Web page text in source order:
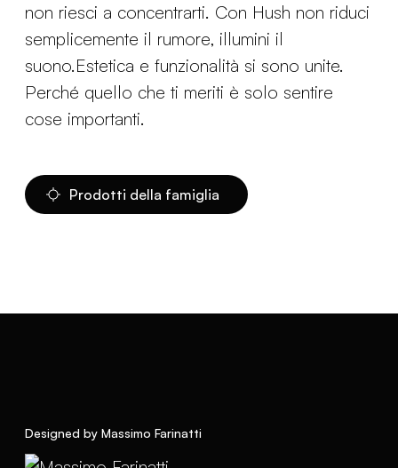
non riesci a concentrarti. Con Hush non riduci
semplicemente il rumore, illumini il
suono.Estetica e funzionalità si sono unite.
Perché quello che ti meriti è solo sentire
cose importanti.
Prodotti della famiglia
Designed by Massimo Farinatti